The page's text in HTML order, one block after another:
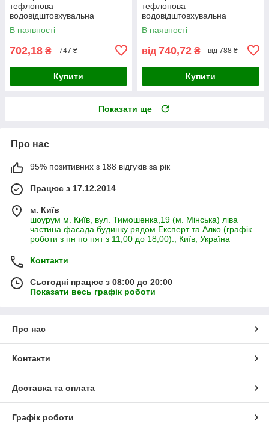
тефлонова
водовідштовхувальна
бавовняна білий
геометричний візерунок на
В наявності
702,18 ₴ 747 ₴
Купити
тефлонова
водовідштовхувальна
гідрофобна просочення
білий геометричний візерунок
В наявності
від 740,72 ₴ від 788 ₴
Купити
Показати ще
Про нас
95% позитивних з 188 відгуків за рік
Працює з 17.12.2014
м. Київ
шоурум м. Київ, вул. Тимошенка,19 (м. Мінська) ліва
частина фасада будинку рядом Експерт та Алко (графік
роботи з пн по пят з 11,00 до 18,00)., Київ, Україна
Контакти
Сьогодні працює з 08:00 до 20:00
Показати весь графік роботи
Про нас
Контакти
Доставка та оплата
Графік роботи